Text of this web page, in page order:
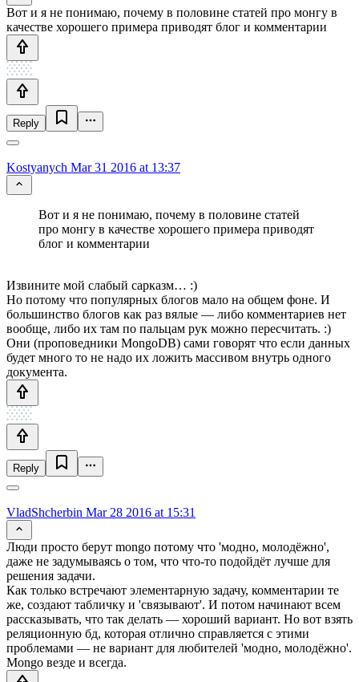
Вот и я не понимаю, почему в половине статей про монгу в
качестве хорошего примера приводят блог и комментарии
Reply
Kostyanych Mar 31 2016 at 13:37
Вот и я не понимаю, почему в половине статей
про монгу в качестве хорошего примера приводят
блог и комментарии
Извините мой слабый сарказм… :)
Но потому что популярных блогов мало на общем фоне. И
большинство блогов как раз вялые — либо комментариев нет
вообще, либо их там по пальцам рук можно пересчитать. :)
Они (проповедники MongoDB) сами говорят что если данных
будет много то не надо их ложить массивом внутрь одного
документа.
Reply
VladShcherbin Mar 28 2016 at 15:31
Люди просто берут mongo потому что 'модно, молодёжно',
даже не задумываясь о том, что что-то подойдёт лучше для
решения задачи.
Как только встречают элементарную задачу, комментарии те
же, создают табличку и 'связывают'. И потом начинают всем
рассказывать, что так делать — хороший вариант. Но вот взять
реляционную бд, которая отлично справляется с этими
проблемами — не вариант для любителей 'модно, молодёжно'.
Mongo везде и всегда.